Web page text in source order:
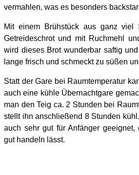
vermahlen, was es besonders
Mit einem Brühstück aus ganz viel
Getreideschrot und mit Ruchmehl
wird dieses Brot wunderbar saftig
lange frisch und schmeckt zu süßen
Statt der Gare bei Raumtemperatur
auch eine kühle Übernachtgare
man den Teig ca. 2 Stunden bei
stellt ihn anschließend 8 Stunden
auch sehr gut für Anfänger
gut handeln lässt.